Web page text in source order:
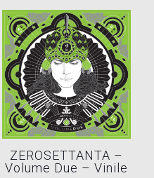
ZEROSETTANTA –
Volume Due – Vinile